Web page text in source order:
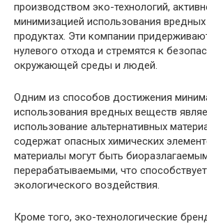
производством эко-технологий,
минимизацией использования
продуктах. Эти компании
нулевого отхода и стремятся к
окружающей среды и людей.
Одним из способов достижения
использования вредных веществ
использование альтернативных
содержат опасных химических
материалы могут быть
перерабатываемыми, что
экологического воздействия.
Кроме того, эко-технологические